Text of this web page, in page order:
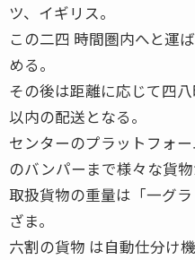
ツ、イギリス。
この二四 時間圏内へと運
める。
その後は距離に応じて四
以内の配送となる。
センターのプラットフォ
のバンパーまで様々な貨物
取扱貨物の重量は「一グ
ざま。
六割の貨物 は自動仕分け